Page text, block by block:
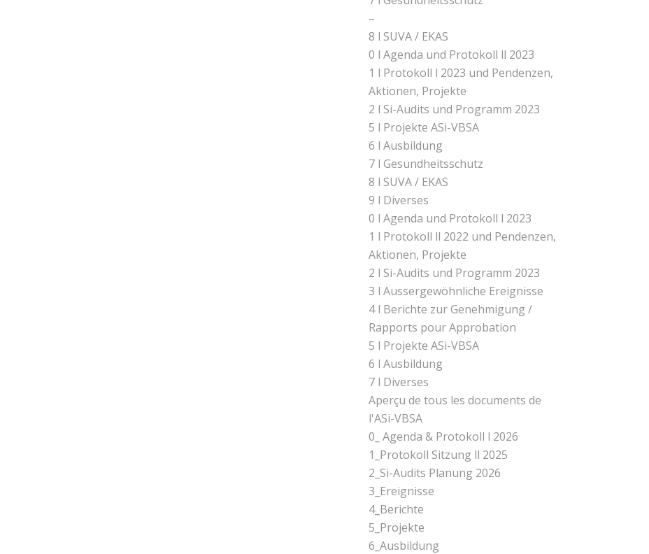
–
8 l SUVA / EKAS
0 l Agenda und Protokoll ll 2023
1 l Protokoll l 2023 und Pendenzen,
Aktionen, Projekte
2 l Si-Audits und Programm 2023
5 l Projekte ASi-VBSA
6 l Ausbildung
7 l Gesundheitsschutz
8 l SUVA / EKAS
9 l Diverses
0 l Agenda und Protokoll l 2023
1 l Protokoll ll 2022 und Pendenzen,
Aktionen, Projekte
2 l Si-Audits und Programm 2023
3 l Aussergewöhnliche Ereignisse
4 l Berichte zur Genehmigung /
Rapports pour Approbation
5 l Projekte ASi-VBSA
6 l Ausbildung
7 l Diverses
Aperçu de tous les documents de
l'ASi-VBSA
0_ Agenda & Protokoll l 2026
1_Protokoll Sitzung ll 2025
2_Si-Audits Planung 2026
3_Ereignisse
4_Berichte
5_Projekte
6_Ausbildung